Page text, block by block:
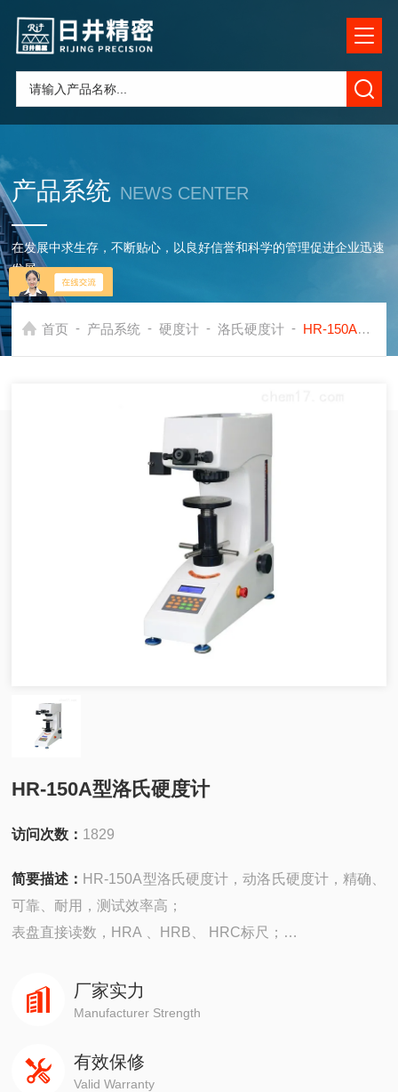
产品系统 NEWS CENTER
在发展中求生存，不断贴心，以良好信誉和科学的管理促进企业迅速
发展
首页 - 产品系统 - 硬度计 - 洛氏硬度计 - HR-150AHR-150A型洛氏硬度计
HR-150A型洛氏硬度计
访问次数： 1829
简要描述： HR-150A型洛氏硬度计，动洛氏硬度计，精确、
可靠、耐用，测试效率高；
表盘直接读数，HRA 、HRB、 HRC标尺；
精密油压缓冲器，加载速度可调；
机械手动测试过程，无需电气控制；
厂家实力
Manufacturer Strength
有效保修
Valid Warranty